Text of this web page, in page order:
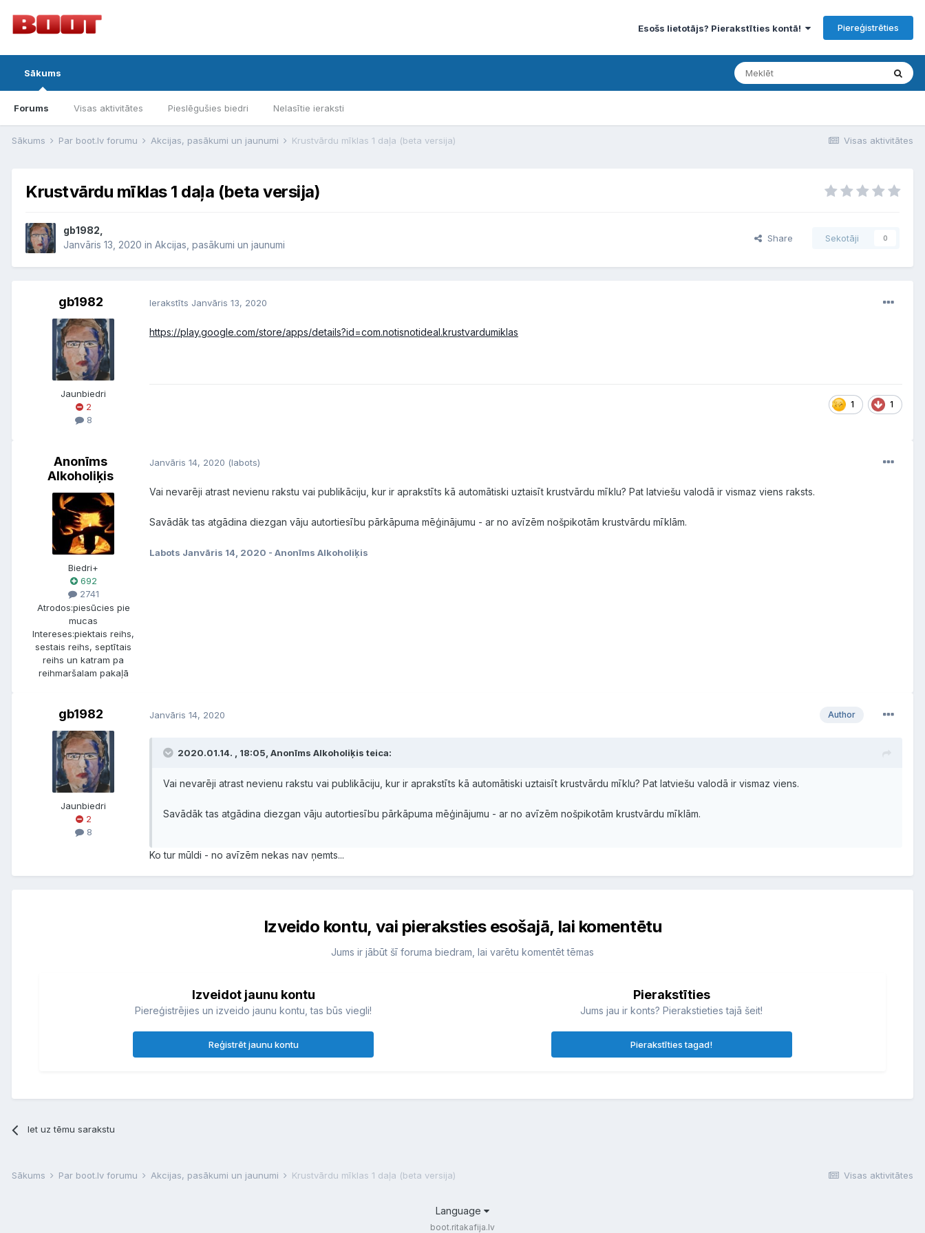
Esošs lietotājs? Pierakstīties kontā! Piereģistrēties
Sākums
Forums Visas aktivitātes Pieslēgušies biedri Nelasītie ieraksti
Visas aktivitātes
Sākums Par boot.lv forumu Akcijas, pasākumi un jaunumi Krustvārdu mīklas 1 daļa (beta versija)
Krustvārdu mīklas 1 daļa (beta versija)
gb1982,
Janvāris 13, 2020 in Akcijas, pasākumi un jaunumi
Share Sekotāji 0
gb1982
Jaunbiedri
2
8
Ierakstīts Janvāris 13, 2020
https://play.google.com/store/apps/details?id=com.notisnotideal.krustvardumiklas
1 1
Anonīms
Alkoholiķis
Biedri+
692
2741
Atrodos:piesūcies pie
mucas
Intereses:piektais reihs,
sestais reihs, septītais
reihs un katram pa
reihmaršalam pakaļā
Janvāris 14, 2020 (labots)
Vai nevarēji atrast nevienu rakstu vai publikāciju, kur ir aprakstīts kā automātiski uztaisīt krustvārdu mīklu? Pat latviešu valodā ir vismaz viens raksts.
Savādāk tas atgādina diezgan vāju autortiesību pārkāpuma mēģinājumu - ar no avīzēm nošpikotām krustvārdu mīklām.
Labots Janvāris 14, 2020 - Anonīms Alkoholiķis
gb1982
Jaunbiedri
2
8
Author
Janvāris 14, 2020
2020.01.14. , 18:05, Anonīms Alkoholiķis teica:
Vai nevarēji atrast nevienu rakstu vai publikāciju, kur ir aprakstīts kā automātiski uztaisīt krustvārdu mīklu? Pat latviešu valodā ir vismaz viens.
Savādāk tas atgādina diezgan vāju autortiesību pārkāpuma mēģinājumu - ar no avīzēm nošpikotām krustvārdu mīklām.
Ko tur mūldi - no avīzēm nekas nav ņemts...
Izveido kontu, vai pieraksties esošajā, lai komentētu
Jums ir jābūt šī foruma biedram, lai varētu komentēt tēmas
Izveidot jaunu kontu
Piereģistrējies un izveido jaunu kontu, tas būs viegli!
Reģistrēt jaunu kontu
Pierakstīties
Jums jau ir konts? Pierakstieties tajā šeit!
Pierakstīties tagad!
Iet uz tēmu sarakstu
Visas aktivitātes
Sākums Par boot.lv forumu Akcijas, pasākumi un jaunumi Krustvārdu mīklas 1 daļa (beta versija)
Language
boot.ritakafija.lv